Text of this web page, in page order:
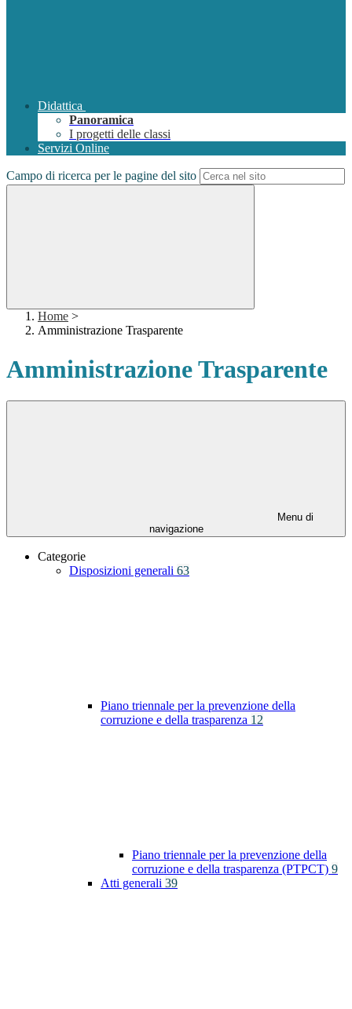
Didattica
Panoramica
I progetti delle classi
Servizi Online
Campo di ricerca per le pagine del sito
Home >
Amministrazione Trasparente
Amministrazione Trasparente
Menu di
navigazione
Categorie
Disposizioni generali 63
Piano triennale per la prevenzione della
corruzione e della trasparenza 12
Piano triennale per la prevenzione della
corruzione e della trasparenza (PTPCT) 9
Atti generali 39